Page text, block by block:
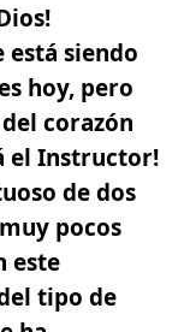
está siendo
hoy, pero
corazón
el Instructor!
de dos
pocos
este
tipo de